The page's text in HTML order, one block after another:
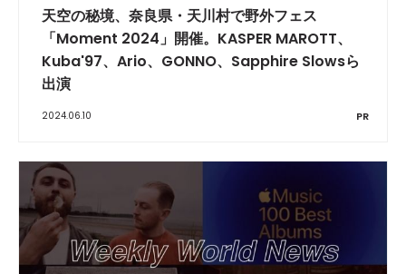
天空の秘境、奈良県・天川村で野外フェス
「Moment 2024」開催。KASPER MAROTT、
Kuba'97、Ario、GONNO、Sapphire Slowsら
出演
2024.06.10 PR